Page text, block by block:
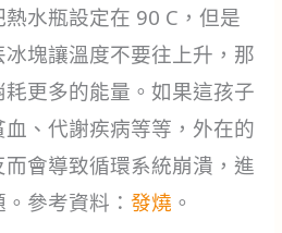
水瓶設定在 90 C，但是
塊讓溫度不要往上升，那
更多的能量。如果這孩子
、代謝疾病等等，外在的
會導致循環系統崩潰，進
參考資料：發燒 。